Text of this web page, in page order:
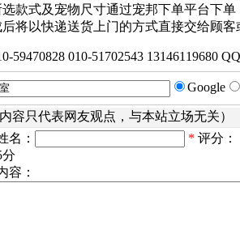
款式及宠物尺寸通过宠邦下单平台下单
将以快递送货上门的方式直接交给顾
59470828 010-51702543 13146119680
Google
内容只代表网友观点，与本站立场无关）
名：
* 评分：
分
容：